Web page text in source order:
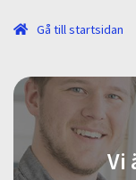
Gå till startsidan
Vi